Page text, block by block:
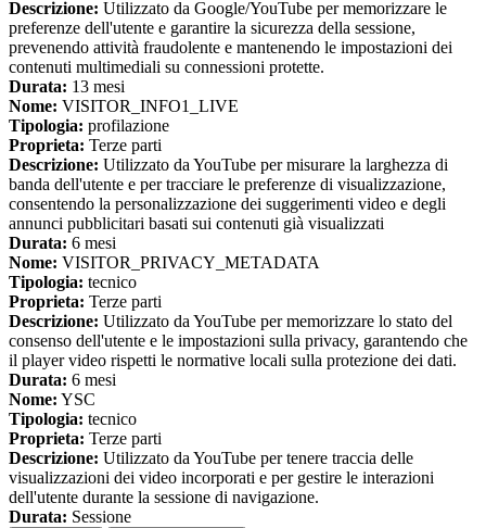
Descrizione: Utilizzato da Google/YouTube per memorizzare le
preferenze dell'utente e garantire la sicurezza della sessione,
prevenendo attività fraudolente e mantenendo le impostazioni dei
contenuti multimediali su connessioni protette.
Durata: 13 mesi
Nome: VISITOR_INFO1_LIVE
Tipologia: profilazione
Proprieta: Terze parti
Descrizione: Utilizzato da YouTube per misurare la larghezza di
banda dell'utente e per tracciare le preferenze di visualizzazione,
consentendo la personalizzazione dei suggerimenti video e degli
annunci pubblicitari basati sui contenuti già visualizzati
Durata: 6 mesi
Nome: VISITOR_PRIVACY_METADATA
Tipologia: tecnico
Proprieta: Terze parti
Descrizione: Utilizzato da YouTube per memorizzare lo stato del
consenso dell'utente e le impostazioni sulla privacy, garantendo che
il player video rispetti le normative locali sulla protezione dei dati.
Durata: 6 mesi
Nome: YSC
Tipologia: tecnico
Proprieta: Terze parti
Descrizione: Utilizzato da YouTube per tenere traccia delle
visualizzazioni dei video incorporati e per gestire le interazioni
dell'utente durante la sessione di navigazione.
Durata: Sessione